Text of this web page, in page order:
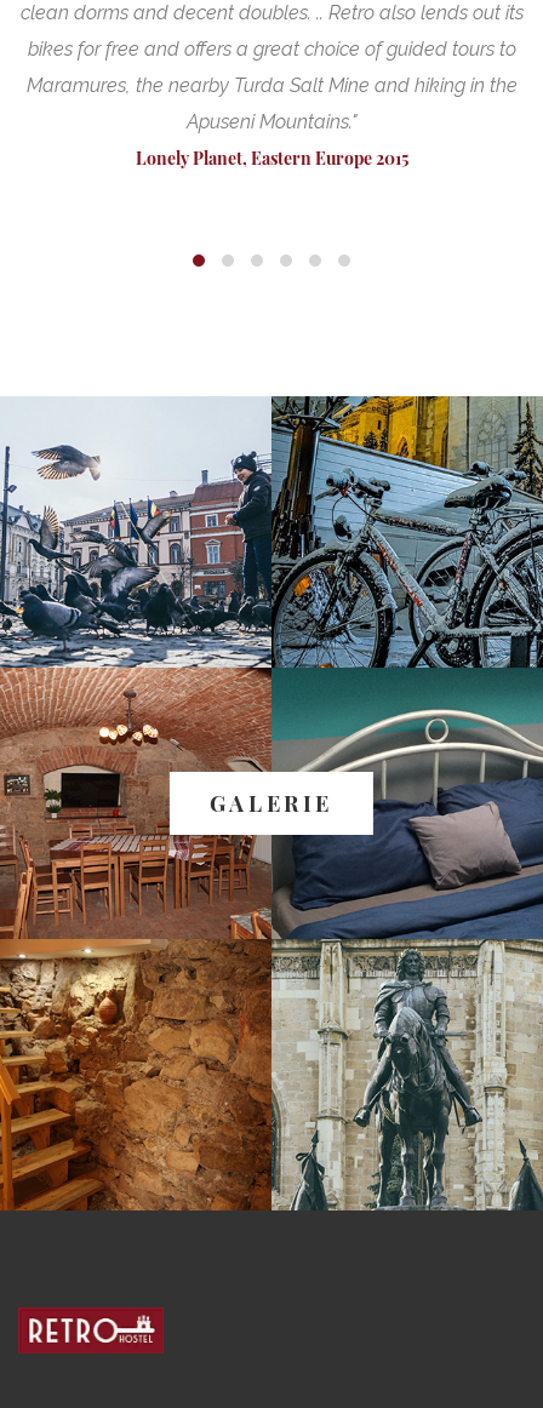
clean dorms and decent doubles. .. Retro also lends out its
bikes for free and offers a great choice of guided tours to
Maramures, the nearby Turda Salt Mine and hiking in the
Apuseni Mountains."
Lonely Planet, Eastern Europe 2015
GALERIE